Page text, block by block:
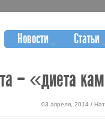
Новости Статьи
– «диета
03 апреля, 2014 /